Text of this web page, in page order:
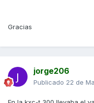
Gracias
jorge206
Publicado 22 de